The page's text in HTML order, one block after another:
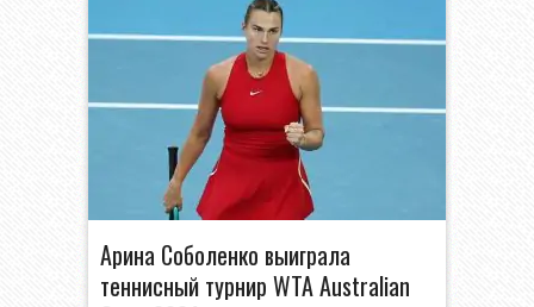
Арина Соболенко выиграла
теннисный турнир WTA Australian